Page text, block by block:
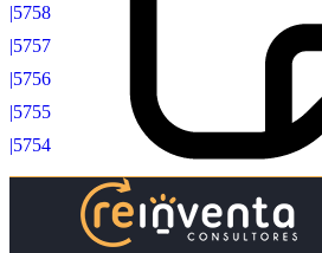
|5758
|5757
|5756
|5755
|5754